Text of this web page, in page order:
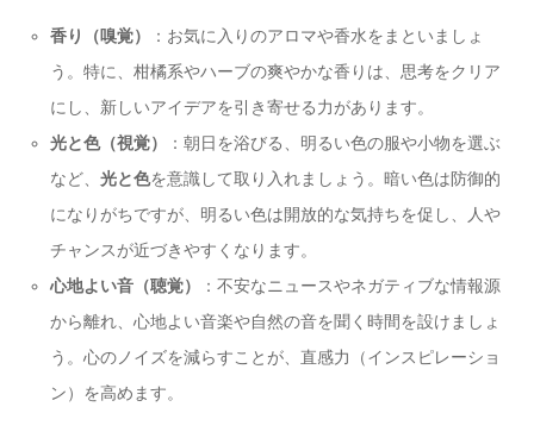
香り（嗅覚）
：お気に入りのアロマや香水をまといましょ
う。特に、柑橘系やハーブの爽やかな香りは、思考をクリア
にし、新しいアイデアを引き寄せる力があります。
光と色（視覚）
：朝日を浴びる、明るい色の服や小物を選ぶ
など、光と色を意識して取り入れましょう。暗い色は防御的
になりがちですが、明るい色は開放的な気持ちを促し、人や
チャンスが近づきやすくなります。
心地よい音（聴覚）
：不安なニュースやネガティブな情報源
から離れ、心地よい音楽や自然の音を聞く時間を設けましょ
う。心のノイズを減らすことが、直感力（インスピレーショ
ン）を高めます。